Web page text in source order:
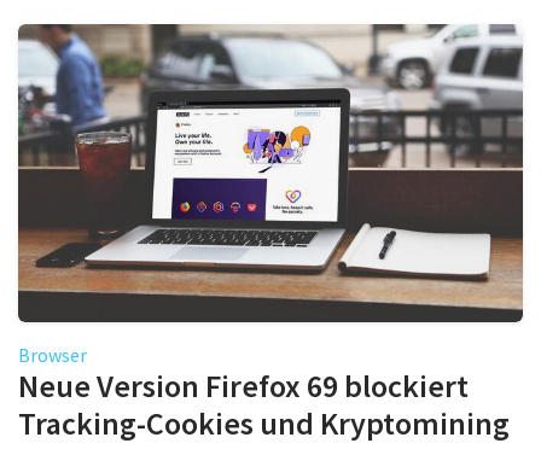
Browser
Neue Version Firefox 69 blockiert
Tracking-Cookies und Kryptomining